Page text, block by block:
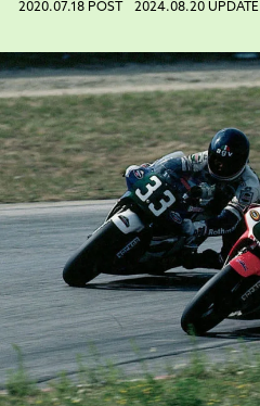
2020.07.18 POST 2024.08.20 UPDATE